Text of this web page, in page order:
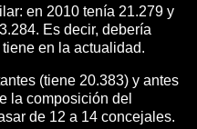
en 2010 tenía 21.279 y
Es decir, debería
en la actualidad.
(tiene 20.383) y antes
la composición del
de 12 a 14 concejales.